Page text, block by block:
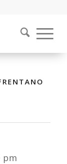
pm